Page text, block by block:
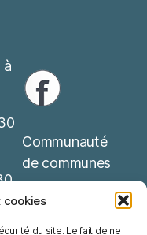
cookies
du site. Le fait de ne
à
Communauté
de communes
Service Public